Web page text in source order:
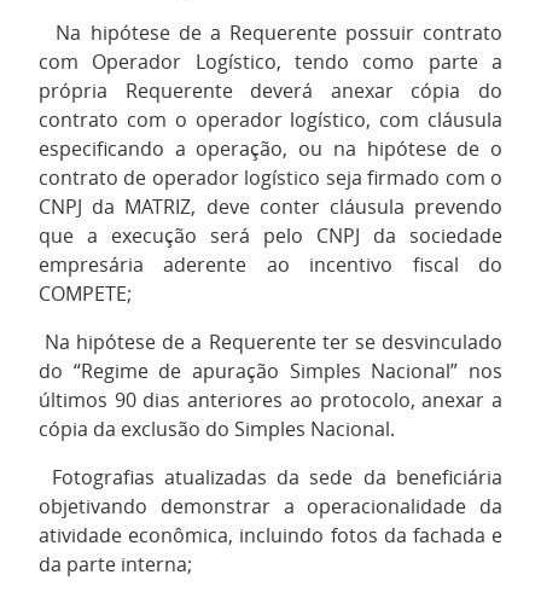
Na hipótese de a Requerente possuir contrato
com Operador Logístico, tendo como parte a
própria Requerente deverá anexar cópia do
contrato com o operador logístico, com cláusula
especificando a operação, ou na hipótese de o
contrato de operador logístico seja firmado com o
CNPJ da MATRIZ, deve conter cláusula prevendo
que a execução será pelo CNPJ da sociedade
empresária aderente ao incentivo fiscal do
COMPETE;
Na hipótese de a Requerente ter se desvinculado
do “Regime de apuração Simples Nacional” nos
últimos 90 dias anteriores ao protocolo, anexar a
cópia da exclusão do Simples Nacional.
Fotografias atualizadas da sede da beneficiária
objetivando demonstrar a operacionalidade da
atividade econômica, incluindo fotos da fachada e
da parte interna;